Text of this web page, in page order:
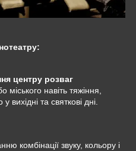
центру розваг
міського навіть тяжіння,
та святкові дні.
комбінації звуку, кольору і